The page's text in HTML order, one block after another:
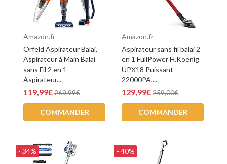
Amazon.fr
Orfeld Aspirateur Balai,
Aspirateur à Main Balai
sans Fil 2 en 1
Aspirateur...
119,99€269,99€
COMMANDER
Amazon.fr
Aspirateur sans fil balai 2
en 1 FullPower H.Koenig
UPX18 Puissant
22000PA,...
129,99€259,00€
COMMANDER
- 34% - 40%